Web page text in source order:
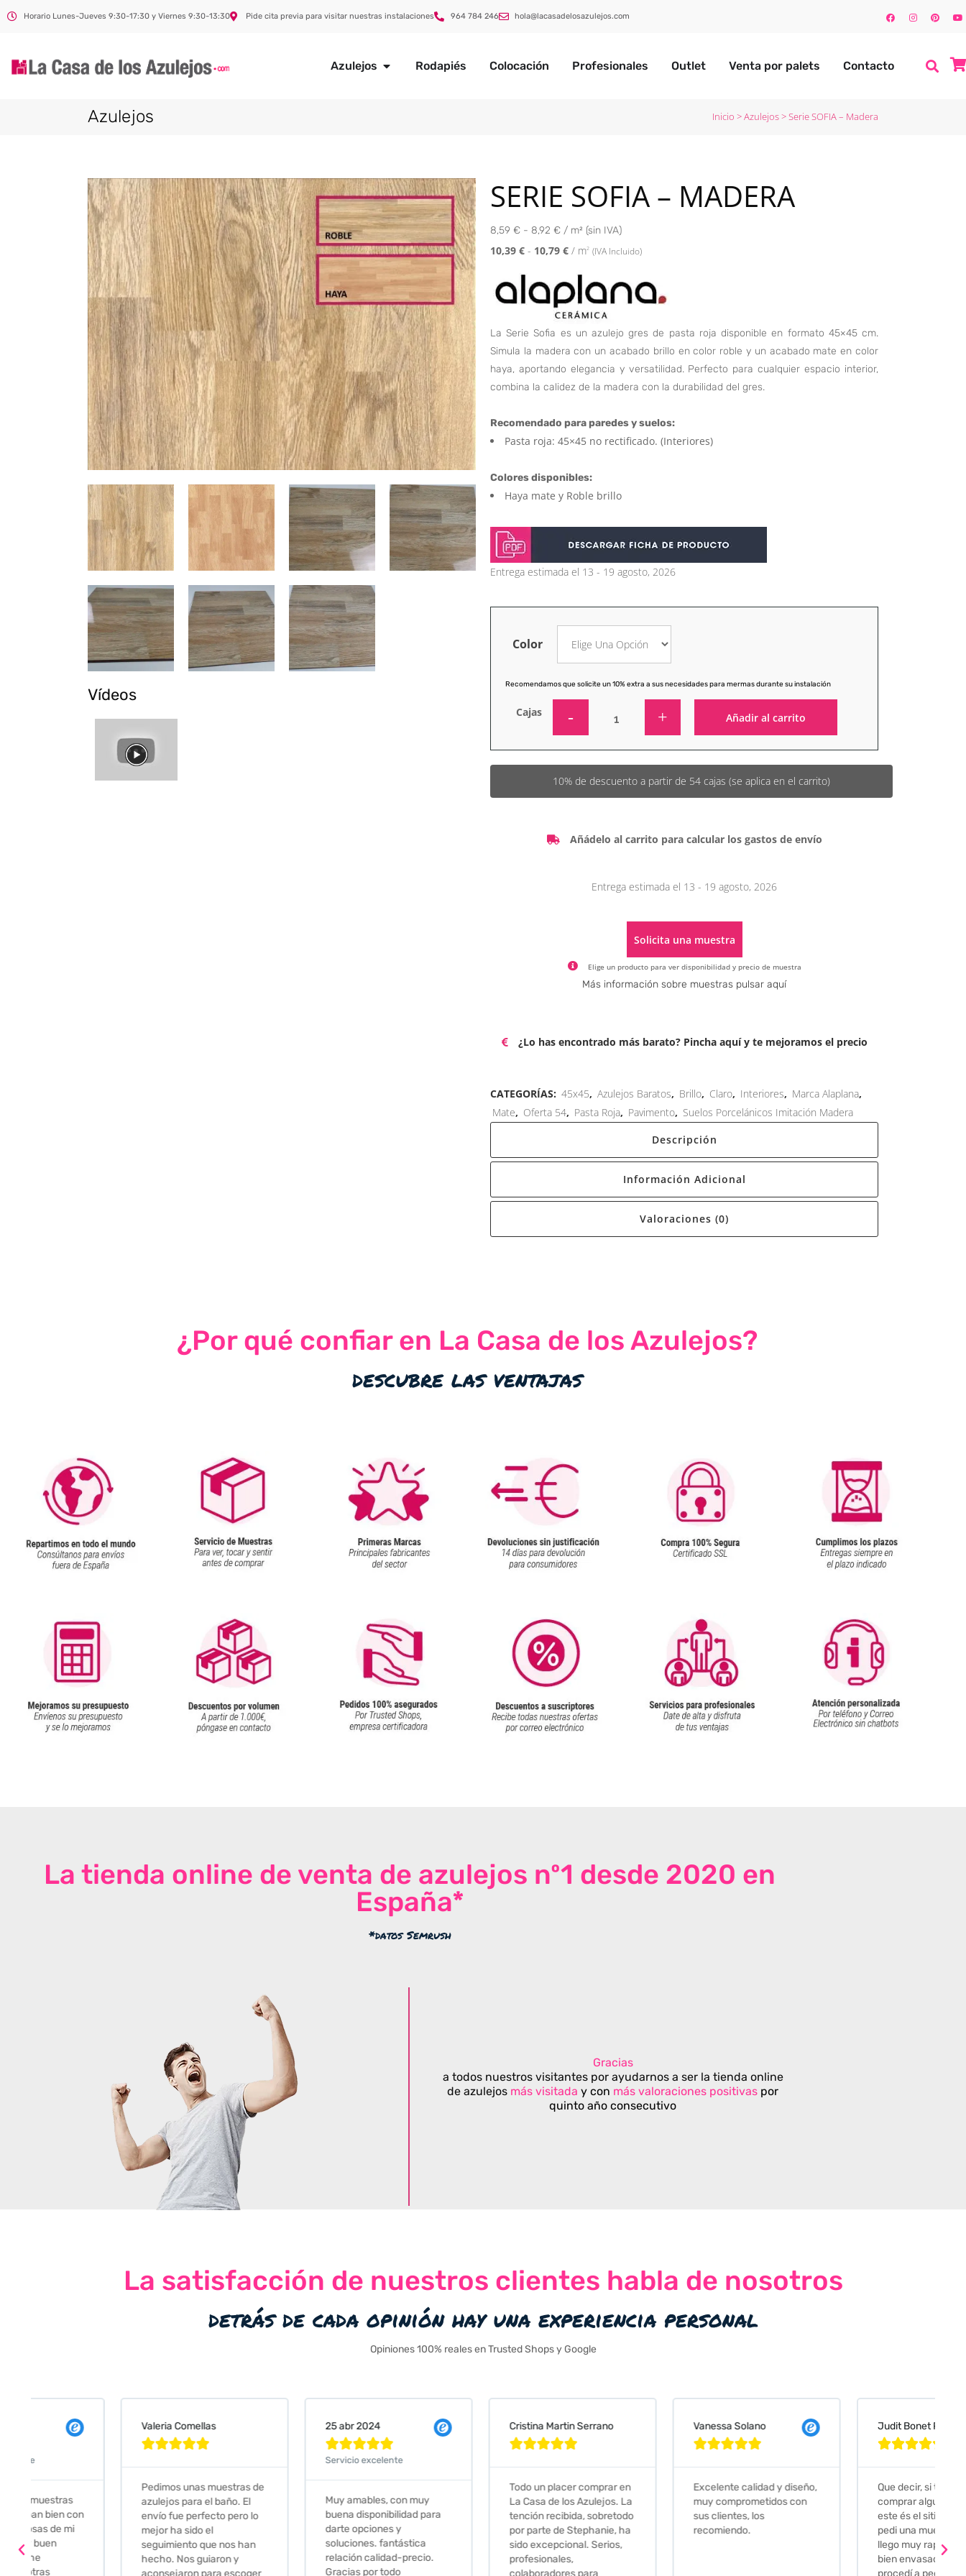
Horario Lunes-Jueves 9:30-17:30 y Viernes 9:30-13:30 Pide cita previa para visitar nuestras instalaciones 964 784 246 hola@lacasadelosazulejos.com
Azulejos Rodapiés Colocación Profesionales Outlet Venta por palets Contacto
Azulejos Inicio >Azulejos>Serie SOFIA – Madera
Vídeos
SERIE SOFIA – MADERA
8,59 € - 8,92 € / m² (sin IVA)
10,39 € - 10,79 € / m2 (IVA Incluido)
La Serie Sofia es un azulejo gres de pasta roja disponible en formato 45×45 cm.
Simula la madera con un acabado brillo en color roble y un acabado mate en color
haya, aportando elegancia y versatilidad. Perfecto para cualquier espacio interior,
combina la calidez de la madera con la durabilidad del gres.
Recomendado para paredes y suelos:
Pasta roja: 45×45 no rectificado. (Interiores)
Colores disponibles:
Haya mate y Roble brillo
Entrega estimada el 13 - 19 agosto, 2026
Color
Recomendamos que solicite un 10% extra a sus necesidades para mermas durante su instalación
Cajas
Añadir al carrito
10% de descuento a partir de 54 cajas (se aplica en el carrito)
Añádelo al carrito para calcular los gastos de envío
Entrega estimada el 13 - 19 agosto, 2026
Solicita una muestra
Elige un producto para ver disponibilidad y precio de muestra
Alternative:
Más información sobre muestras pulsar aquí
¿Lo has encontrado más barato? Pincha aquí y te mejoramos el precio
CATEGORÍAS: 45x45, Azulejos Baratos, Brillo, Claro, Interiores, Marca Alaplana,
Mate, Oferta 54, Pasta Roja, Pavimento, Suelos Porcelánicos Imitación Madera
Descripción
Información Adicional
Valoraciones (0)
¿Por qué confiar en La Casa de los Azulejos?
descubre las ventajas
La tienda online de venta de azulejos nº1 desde 2020 en
España*
*datos Semrush
Gracias
a todos nuestros visitantes por ayudarnos a ser la tienda online
de azulejos más visitada y con más valoraciones positivas por
quinto año consecutivo
La satisfacción de nuestros clientes habla de nosotros
detrás de cada opinión hay una experiencia personal
Opiniones 100% reales en Trusted Shops y Google
Valeria Comellas
Pedimos unas muestras de
azulejos para el baño. El
envío fue perfecto pero lo
mejor ha sido el
seguimiento que nos han
hecho. Nos guiaron y
Muy amables, con muy
buena disponibilidad para
soluciones. fantástica
relación calidad-precio.
Gracias por todo
Cristina Martin Serrano
Todo un placer comprar en
La Casa de los Azulejos. La
tención recibida, sobretodo
por parte de Stephanie, ha
sido excepcional. Serios,
profesionales,
Vanessa Solano
Excelente calidad y diseño,
muy comprometidos con
sus clientes, los
recomiendo.
Judit Bonet Pardell
Que decir, si teneis que
comprar alguna baldosa
este és el sitio indicado! Yo
pedi una muestra y me
llego muy rapidoy super
bien envasada. Luego